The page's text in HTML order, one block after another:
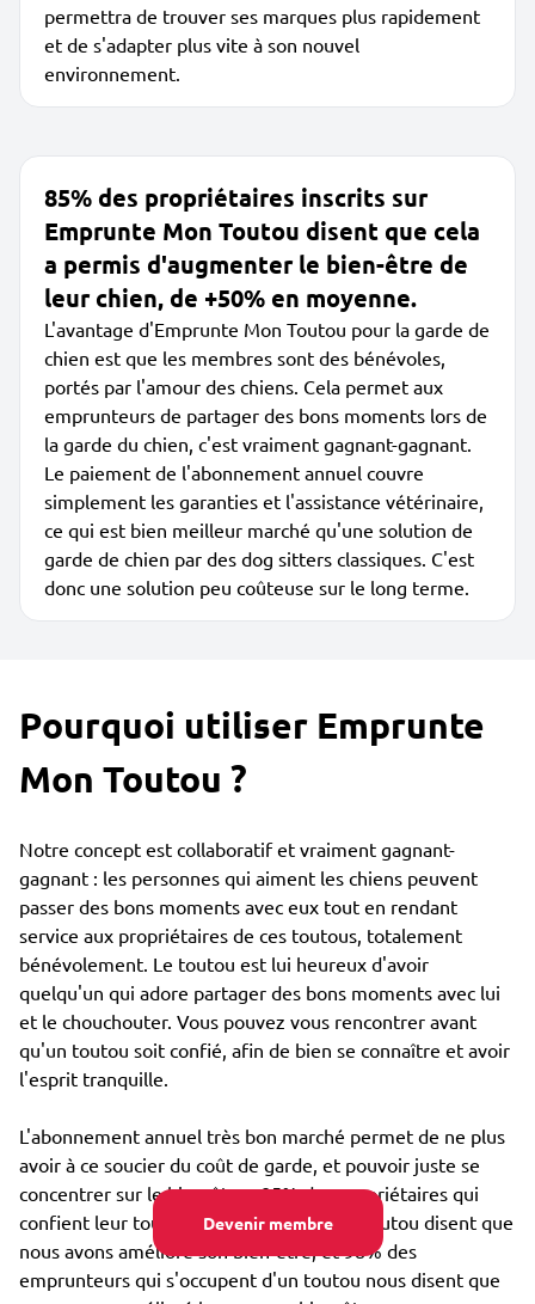
Devenir membre
permettra de trouver ses marques plus rapidement
et de s'adapter plus vite à son nouvel
environnement.
85% des propriétaires inscrits sur
Emprunte Mon Toutou disent que cela
a permis d'augmenter le bien-être de
leur chien, de +50% en moyenne.
L'avantage d'Emprunte Mon Toutou pour la garde de
chien est que les membres sont des bénévoles,
portés par l'amour des chiens. Cela permet aux
emprunteurs de partager des bons moments lors de
la garde du chien, c'est vraiment gagnant-gagnant.
Le paiement de l'abonnement annuel couvre
simplement les garanties et l'assistance vétérinaire,
ce qui est bien meilleur marché qu'une solution de
garde de chien par des dog sitters classiques. C'est
donc une solution peu coûteuse sur le long terme.
Pourquoi utiliser Emprunte
Mon Toutou ?
Notre concept est collaboratif et vraiment gagnant-
gagnant : les personnes qui aiment les chiens peuvent
passer des bons moments avec eux tout en rendant
service aux propriétaires de ces toutous, totalement
bénévolement. Le toutou est lui heureux d'avoir
quelqu'un qui adore partager des bons moments avec lui
et le chouchouter. Vous pouvez vous rencontrer avant
qu'un toutou soit confié, afin de bien se connaître et avoir
l'esprit tranquille.
L'abonnement annuel très bon marché permet de ne plus
avoir à ce soucier du coût de garde, et pouvoir juste se
concentrer sur le bien-être : 85% des propriétaires qui
confient leur toutou par Emprunte Mon Toutou disent que
nous avons amélioré son bien-être, et 98% des
emprunteurs qui s'occupent d'un toutou nous disent que